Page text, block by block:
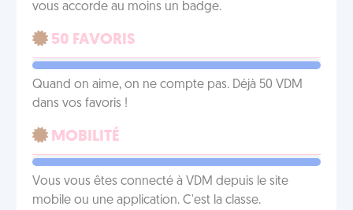
vous accorde au moins un badge.
50 FAVORIS
Quand on aime, on ne compte pas. Déjà 50 VDM
dans vos favoris !
MOBILITÉ
Vous vous êtes connecté à VDM depuis le site
mobile ou une application. C'est la classe.